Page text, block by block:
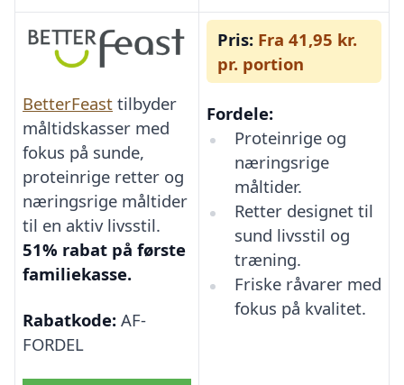
BetterFeast tilbyder
måltidskasser med
fokus på sunde,
proteinrige retter og
næringsrige måltider
til en aktiv livsstil.
51% rabat på første
familiekasse.
Rabatkode: AF-
FORDEL
Pris: Fra 41,95 kr.
pr. portion
Fordele:
Proteinrige og
næringsrige
måltider.
Retter designet til
sund livsstil og
træning.
Friske råvarer med
fokus på kvalitet.